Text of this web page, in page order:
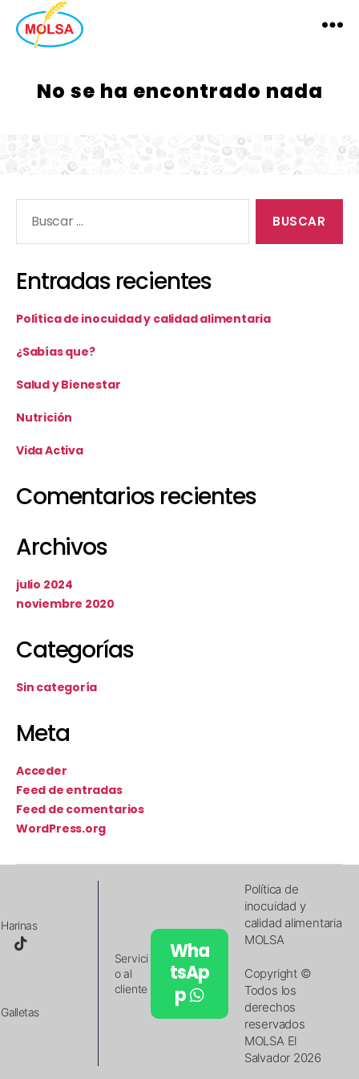
No se ha encontrado nada
Entradas recientes
Política de inocuidad y calidad alimentaria
¿Sabías que?
Salud y Bienestar
Nutrición
Vida Activa
Comentarios recientes
Archivos
julio 2024
noviembre 2020
Categorías
Sin categoría
Meta
Acceder
Feed de entradas
Feed de comentarios
WordPress.org
Servici
o al
cliente
Wha
tsAp
p
Política de
inocuidad y
calidad alimentaria
MOLSA
Copyright ©
Todos los
derechos
reservados
MOLSA El
Salvador 2026